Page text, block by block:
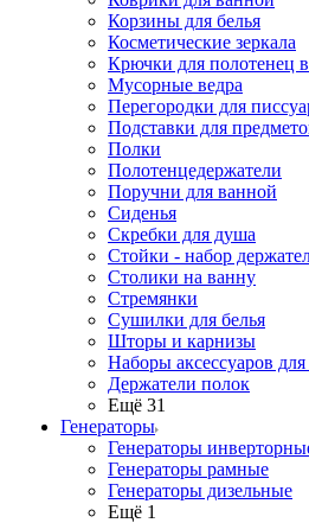
Корзины для белья
Косметические зеркала
Крючки для полотенец
Мусорные ведра
Перегородки для
Подставки для
Полки
Полотенцедержатели
Поручни для ванной
Сиденья
Скребки для душа
Стойки - набор
Столики на ванну
Стремянки
Сушилки для белья
Шторы и карнизы
Наборы аксессуаров
Держатели полок
Ещё 31
Генераторы
Генераторы
Генераторы рамные
Генераторы дизельные
Ещё 1